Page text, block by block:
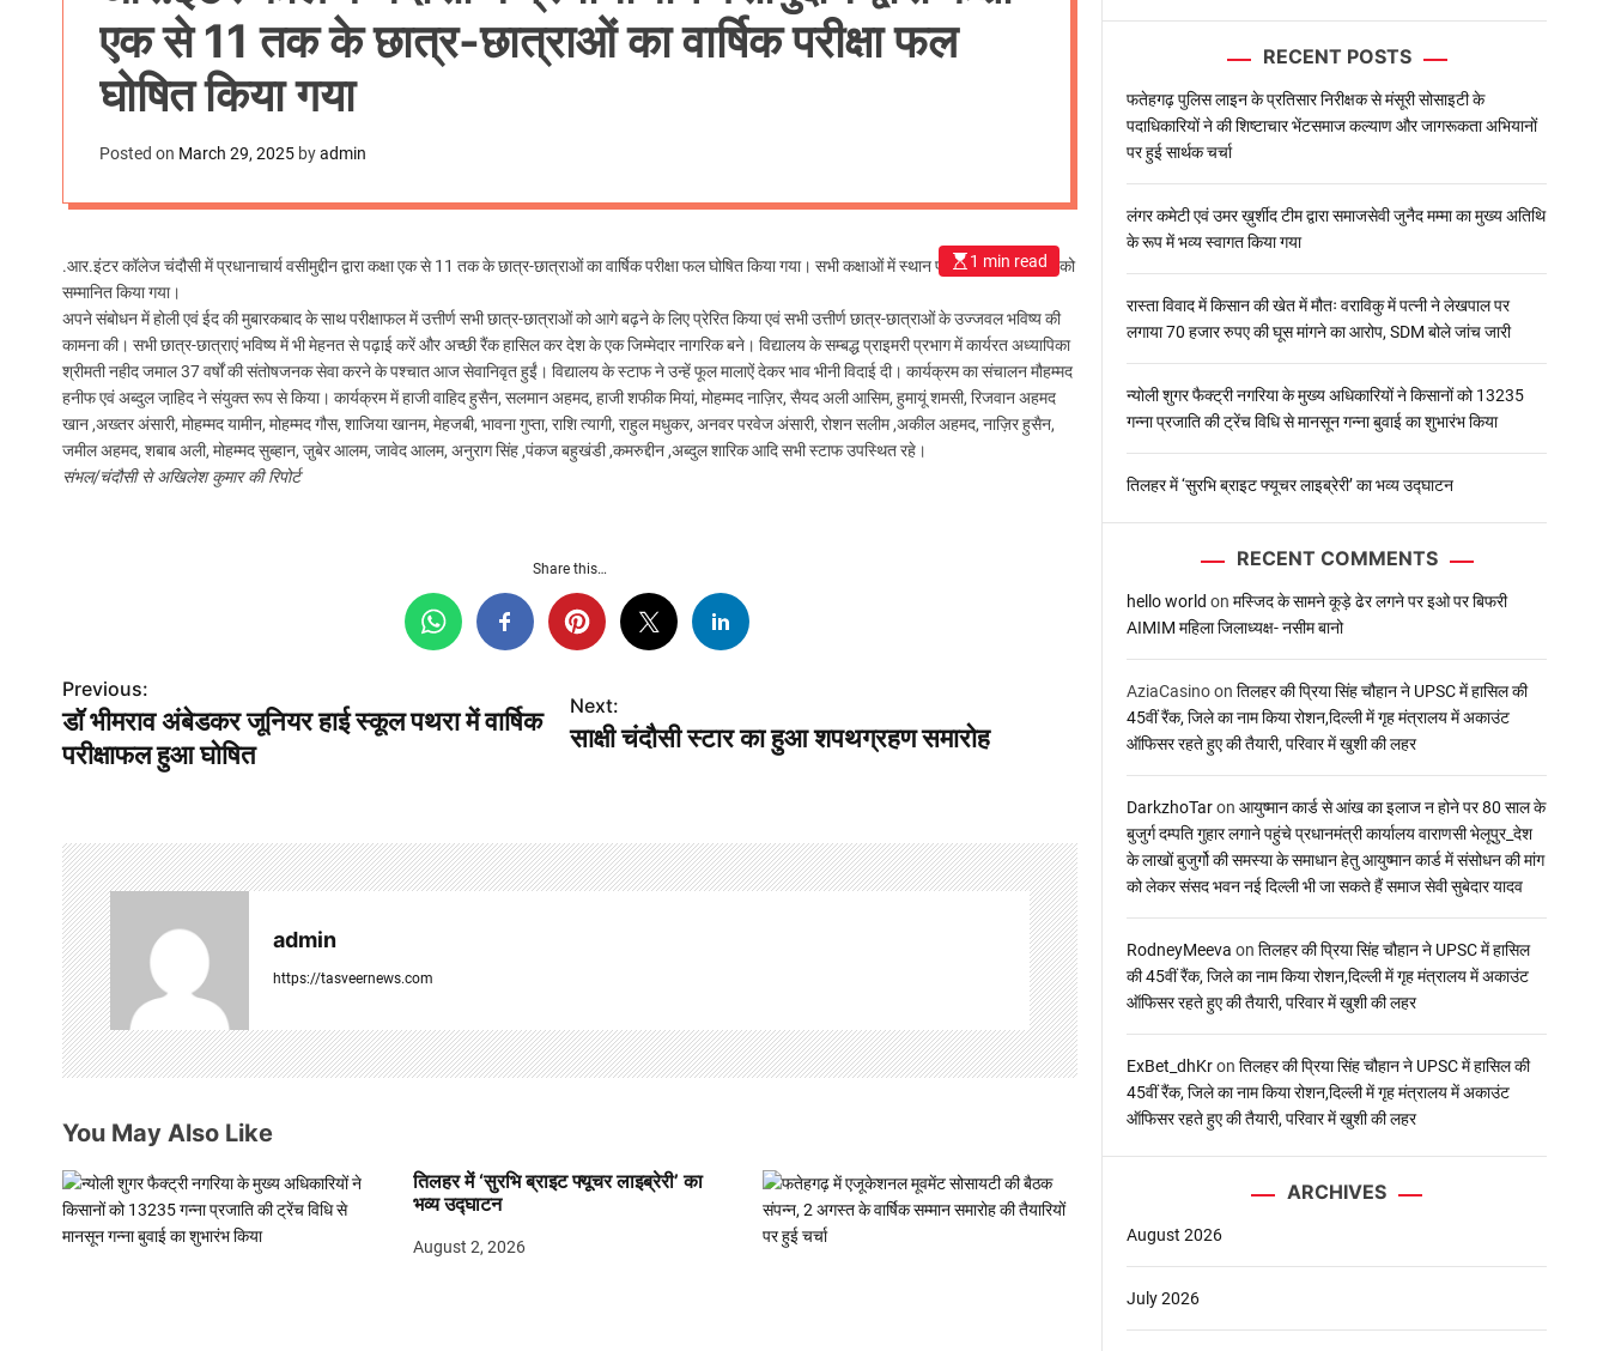
l
r
o
d
e
एक से 11 तक के छात्र-छात्राओं का वार्षिक परीक्षा फल
घोषित किया गया
Posted on March 29, 2025 byadmin
1 min read
.आर.इंटर कॉलेज चंदौसी में प्रधानाचार्य वसीमुद्दीन द्वारा कक्षा एक से 11 तक के छात्र-छात्राओं का वार्षिक परीक्षा फल घोषित किया गया। सभी कक्षाओं में स्थान प्राप्त छात्र-छात्राओं को
सम्मानित किया गया।
अपने संबोधन में होली एवं ईद की मुबारकबाद के साथ परीक्षाफल में उत्तीर्ण सभी छात्र-छात्राओं को आगे बढ़ने के लिए प्रेरित किया एवं सभी उत्तीर्ण छात्र-छात्राओं के उज्जवल भविष्य की
कामना की। सभी छात्र-छात्राएं भविष्य में भी मेहनत से पढ़ाई करें और अच्छी रैंक हासिल कर देश के एक जिम्मेदार नागरिक बने। विद्यालय के सम्बद्ध प्राइमरी प्रभाग में कार्यरत अध्यापिका
श्रीमती नहीद जमाल 37 वर्षों की संतोषजनक सेवा करने के पश्चात आज सेवानिवृत हुईं। विद्यालय के स्टाफ ने उन्हें फूल मालाऐं देकर भाव भीनी विदाई दी। कार्यक्रम का संचालन मौहम्मद
हनीफ एवं अब्दुल जा़हिद ने संयुक्त रूप से किया। कार्यक्रम में हाजी वाहिद हुसैन, सलमान अहमद, हाजी शफीक मियां, मोहम्मद नाज़िर, सैयद अली आसिम, हुमायूं शमसी, रिजवान अहमद
खान ,अख्तर अंसारी, मोहम्मद यामीन, मोहम्मद गौस, शाजिया खानम, मेहजबी, भावना गुप्ता, राशि त्यागी, राहुल मधुकर, अनवर परवेज अंसारी, रोशन सलीम ,अकील अहमद, नाज़िर हुसैन,
जमील अहमद, शबाब अली, मोहम्मद सुब्हान, जु़बेर आलम, जावेद आलम, अनुराग सिंह ,पंकज बहुखंडी ,कमरुद्दीन ,अब्दुल शारिक आदि सभी स्टाफ उपस्थित रहे।
संभल/चंदौसी से अखिलेश कुमार की रिपोर्ट
Share this…
P
o
n
a
v
i
g
t
i
o
Previous:
डॉ भीमराव अंबेडकर जूनियर हाई स्कूल पथरा में वार्षिक
परीक्षाफल हुआ घोषित
Next:
साक्षी चंदौसी स्टार का हुआ शपथग्रहण समारोह
admin
https://tasveernews.com
You May Also Like
तिलहर में ‘सुरभि ब्राइट फ्यूचर लाइब्रेरी’ का
भव्य उद्घाटन
August 2, 2026
RECENT POSTS
फतेहगढ़ पुलिस लाइन के प्रतिसार निरीक्षक से मंसूरी सोसाइटी के
पदाधिकारियों ने की शिष्टाचार भेंटसमाज कल्याण और जागरूकता अभियानों
पर हुई सार्थक चर्चा
लंगर कमेटी एवं उमर ख़ुर्शीद टीम द्वारा समाजसेवी जुनैद मम्मा का मुख्य अतिथि
के रूप में भव्य स्वागत किया गया
रास्ता विवाद में किसान की खेत में मौतः वराविकु में पत्नी ने लेखपाल पर
लगाया 70 हजार रुपए की घूस मांगने का आरोप, SDM बोले जांच जारी
न्योली शुगर फैक्ट्री नगरिया के मुख्य अधिकारियों ने किसानों को 13235
गन्ना प्रजाति की ट्रेंच विधि से मानसून गन्ना बुवाई का शुभारंभ किया
तिलहर में ‘सुरभि ब्राइट फ्यूचर लाइब्रेरी’ का भव्य उद्घाटन
RECENT COMMENTS
hello world on मस्जिद के सामने कूड़े ढेर लगने पर इओ पर बिफरी
AIMIM महिला जिलाध्यक्ष- नसीम बानो
AziaCasinoon तिलहर की प्रिया सिंह चौहान ने UPSC में हासिल की
45वीं रैंक, जिले का नाम किया रोशन,दिल्ली में गृह मंत्रालय में अकाउंट
ऑफिसर रहते हुए की तैयारी, परिवार में खुशी की लहर
DarkzhoTaron आयुष्मान कार्ड से आंख का इलाज न होने पर 80 साल के
बुजुर्ग दम्पति गुहार लगाने पहुंचे प्रधानमंत्री कार्यालय वाराणसी भेलूपुर_देश
के लाखों बुजुर्गो की समस्या के समाधान हेतु आयुष्मान कार्ड में संसोधन की मांग
को लेकर संसद भवन नई दिल्ली भी जा सकते हैं समाज सेवी सुबेदार यादव
RodneyMeeva on तिलहर की प्रिया सिंह चौहान ने UPSC में हासिल
की 45वीं रैंक, जिले का नाम किया रोशन,दिल्ली में गृह मंत्रालय में अकाउंट
ऑफिसर रहते हुए की तैयारी, परिवार में खुशी की लहर
ExBet_dhKron तिलहर की प्रिया सिंह चौहान ने UPSC में हासिल की
45वीं रैंक, जिले का नाम किया रोशन,दिल्ली में गृह मंत्रालय में अकाउंट
ऑफिसर रहते हुए की तैयारी, परिवार में खुशी की लहर
ARCHIVES
August 2026
July 2026